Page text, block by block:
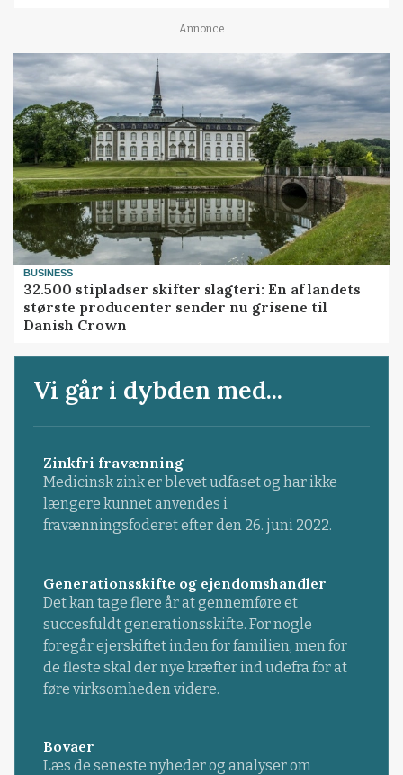
Annonce
BUSINESS
32.500 stipladser skifter slagteri: En af landets
største producenter sender nu grisene til
Danish Crown
Vi går i dybden med...
Zinkfri fravænning
Medicinsk zink er blevet udfaset og har ikke
længere kunnet anvendes i
fravænningsfoderet efter den 26. juni 2022.
Generationsskifte og ejendomshandler
Det kan tage flere år at gennemføre et
succesfuldt generationsskifte. For nogle
foregår ejerskiftet inden for familien, men for
de fleste skal der nye kræfter ind udefra for at
føre virksomheden videre.
Bovaer
Læs de seneste nyheder og analyser om